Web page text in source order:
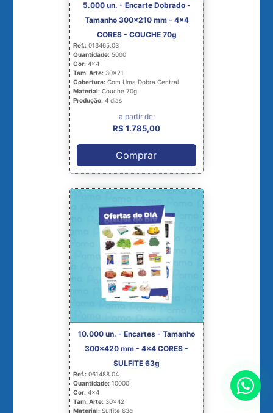
5.000 un. - Encarte Dobrado -
Tamanho 300x210 mm - 4x4
CORES - COUCHE 70g
Ref.: 013465.03
Quantidade: 5000
Cor: 4x4
Tam. Arte: 30x21
Cobertura: Com Uma Dobra Central
Material: Couche 70g
Produção: 4 dias
a partir de:
R$ 1.785,00
Comprar
10.000 un. - Encartes - Tamanho
300x420 mm - 4x4 CORES -
SULFITE 63g
Ref.: 061488.04
Quantidade: 10000
Cor: 4x4
Tam. Arte: 30x42
Material: Sulfite 63g